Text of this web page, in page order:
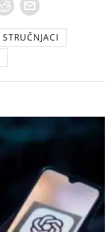
STRUČNJACI